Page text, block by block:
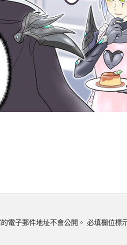
電子郵件地址不會公開。 必填欄位標